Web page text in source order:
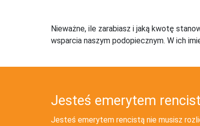
Nieważne, ile zarabiasz i jaką kwotę
wsparcia naszym podopiecznym. W ich
Jesteś emerytem
Jesteś emerytem rencistą nie musisz